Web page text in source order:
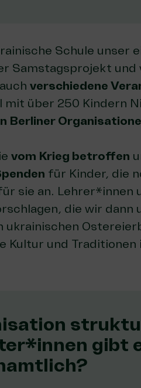
Schule unser
Samstagsprojekt und
verschiedene
mit über 250 Kindern
Berliner
vom Krieg betroffen
für Kinder, die
sie an. Lehrer*innen
die wir dann
ukrainischen
Kultur und
gibt